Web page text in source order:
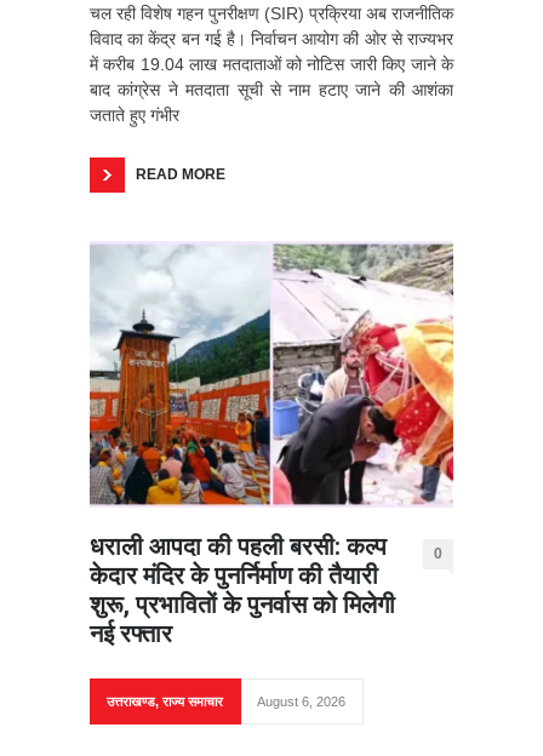
चल रही विशेष गहन पुनरीक्षण (SIR) प्रक्रिया अब राजनीतिक
विवाद का केंद्र बन गई है। निर्वाचन आयोग की ओर से राज्यभर
में करीब 19.04 लाख मतदाताओं को नोटिस जारी किए जाने के
बाद कांग्रेस ने मतदाता सूची से नाम हटाए जाने की आशंका
जताते हुए गंभीर
READ MORE
धराली आपदा की पहली बरसी: कल्प
केदार मंदिर के पुनर्निर्माण की तैयारी
शुरू, प्रभावितों के पुनर्वास को मिलेगी
नई रफ्तार
0
उत्तराखण्ड,राज्य समाचार August 6, 2026